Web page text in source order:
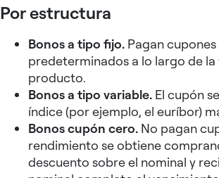
Por estructura
Bonos a tipo fijo. Pagan cupones
predeterminados a lo largo de la
producto.
Bonos a tipo variable. El cupón
índice (por ejemplo, el euríbor)
Bonos cupón cero. No pagan
rendimiento se obtiene
descuento sobre el nominal y